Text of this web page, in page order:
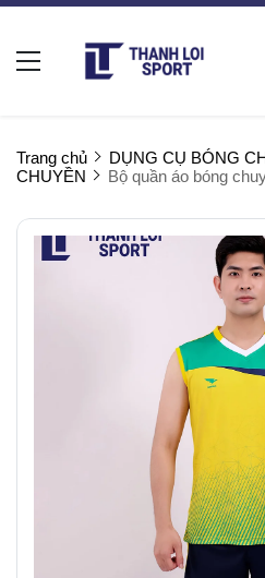
Trang chủ DỤNG CỤ BÓNG
CHUYỀN
Bộ quần áo bóng